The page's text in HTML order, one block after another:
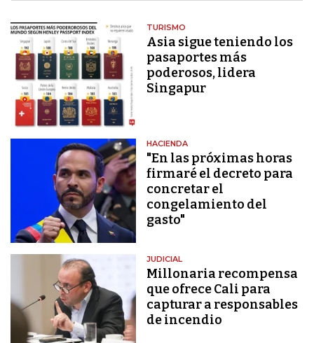
TURISMO
Asia sigue teniendo los
pasaportes más
poderosos, lidera
Singapur
HACIENDA
"En las próximas horas
firmaré el decreto para
concretar el
congelamiento del
gasto"
JUDICIAL
Millonaria recompensa
que ofrece Cali para
capturar a responsables
de incendio